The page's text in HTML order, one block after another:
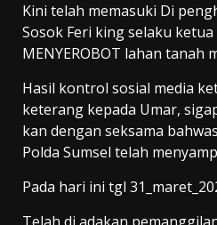
Kini telah memasuki Di
Sosok Feri king selaku ketua
MENYEROBOT lahan tanah
Hasil kontrol sosial media
keterang kepada Umar,
kan dengan seksama
Polda Sumsel telah
Pada hari ini tgl